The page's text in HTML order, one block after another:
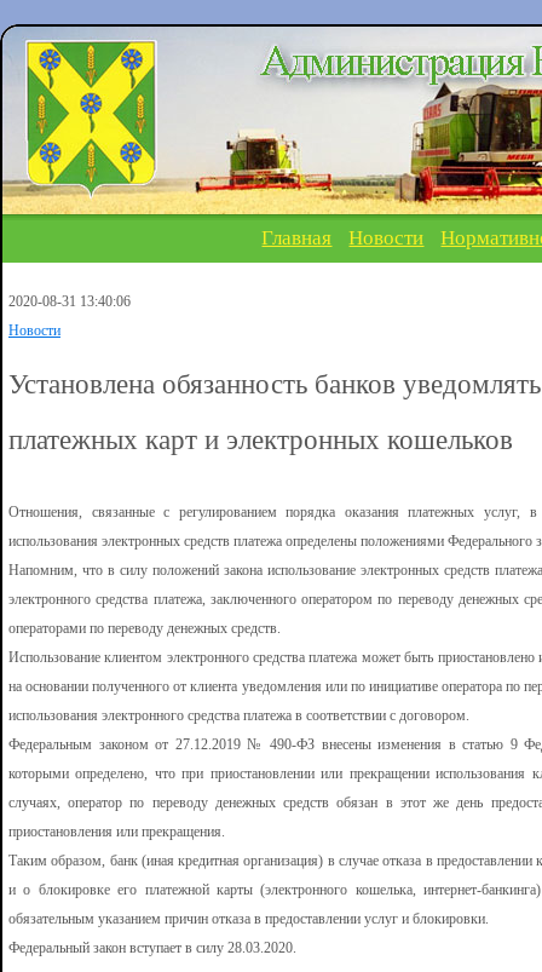
Главная Новости
2020-08-31 13:40:06
Новости
Установлена обязанность банков
платежных карт и электронных кошельков
Отношения, связанные с регулированием порядка оказания платежных услуг,
использования электронных средств платежа определены положениями Федерального
Напомним, что в силу положений закона использование электронных средств
электронного средства платежа, заключенного оператором по переводу денежных
операторами по переводу денежных средств.
Использование клиентом электронного средства платежа может быть
на основании полученного от клиента уведомления или по инициативе оператора по
использования электронного средства платежа в соответствии с договором.
Федеральным законом от 27.12.2019 № 490-ФЗ внесены изменения в статью 9
которыми определено, что при приостановлении или прекращении использования
случаях, оператор по переводу денежных средств обязан в этот же день
приостановления или прекращения.
Таким образом, банк (иная кредитная организация) в случае отказа в
и о блокировке его платежной карты (электронного кошелька, интернет-
обязательным указанием причин отказа в предоставлении услуг и блокировки.
Федеральный закон вступает в силу 28.03.2020.